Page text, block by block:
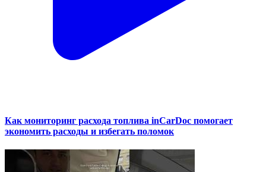
Как мониторинг расхода топлива inCarDoc помогает
экономить расходы и избегать поломок